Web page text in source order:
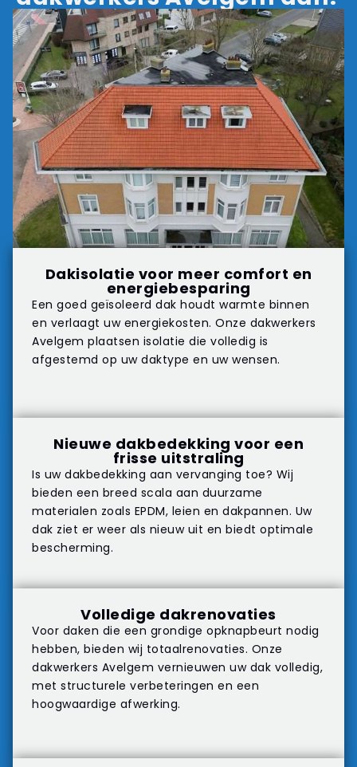
Dakisolatie voor meer comfort en
energiebesparing
Een goed geïsoleerd dak houdt warmte binnen
en verlaagt uw energiekosten. Onze dakwerkers
Avelgem plaatsen isolatie die volledig is
afgestemd op uw daktype en uw wensen.
Nieuwe dakbedekking voor een
frisse uitstraling
Is uw dakbedekking aan vervanging toe? Wij
bieden een breed scala aan duurzame
materialen zoals EPDM, leien en dakpannen. Uw
dak ziet er weer als nieuw uit en biedt optimale
bescherming.
Volledige dakrenovaties
Voor daken die een grondige opknapbeurt nodig
hebben, bieden wij totaalrenovaties. Onze
dakwerkers Avelgem vernieuwen uw dak volledig,
met structurele verbeteringen en een
hoogwaardige afwerking.